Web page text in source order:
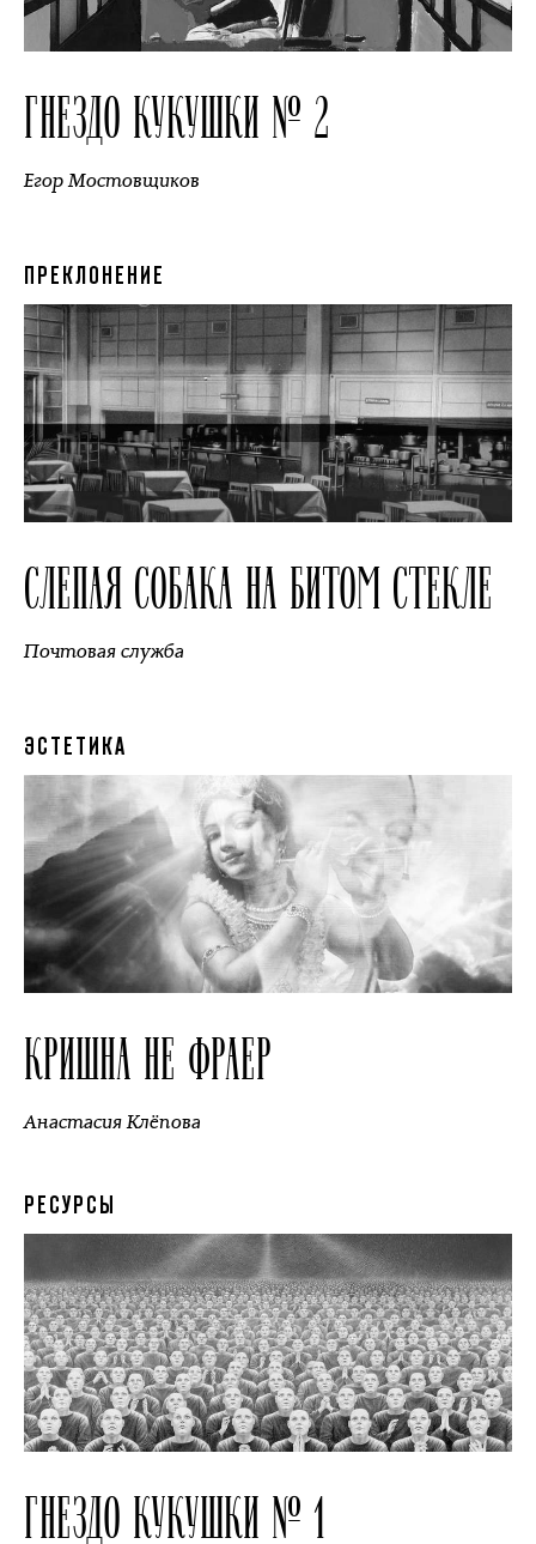
ГНЕЗДО КУКУШКИ № 2
Егор Мостовщиков
ПРЕКЛОНЕНИЕ
СЛЕПАЯ СОБАКА НА БИТОМ СТЕКЛЕ
Почтовая служба
ЭСТЕТИКА
КРИШНА НЕ ФРАЕР
Анастасия Клёпова
РЕСУРСЫ
ГНЕЗДО КУКУШКИ № 1